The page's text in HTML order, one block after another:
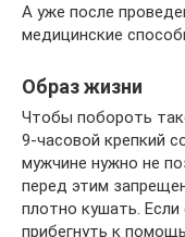
А уже после
медицинские
Образ жизни
Чтобы побороть
9-часовой крепкий
мужчине нужно не
перед этим
плотно кушать.
прибегнуть к